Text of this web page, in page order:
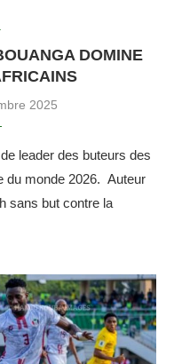
DOMINE
2025
leader des buteurs des
du monde 2026. Auteur
sans but contre la